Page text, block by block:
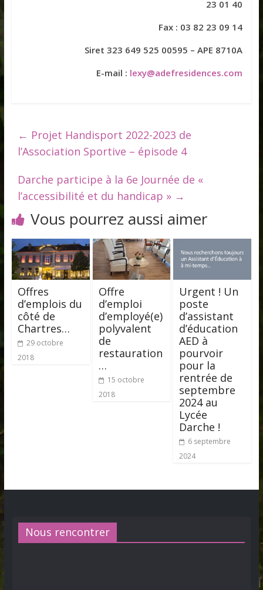
23 01 40
Fax : 03 82 23 09 14
Siret 323 649 525 00595 – APE 8710A
E-mail : lexy@adefresidences.com
← Projet Handisport 2022-2023 de
l’Association Sportive – épisode 4
Darche participe à la 6e Journée de «
l’accessibilité et du handicap » →
Vous pourrez aussi aimer
Offres
d’emplois du
côté de
Chartres…
29 octobre
2018
Offre
d’emploi
d’employé(e)
polyvalent
de
restauration
…
15 octobre
2018
Urgent ! Un
poste
d’assistant
d’éducation
AED à
pourvoir
pour la
rentrée de
septembre
2024 au
Lycée
Darche !
6 septembre
2024
Nous rencontrer